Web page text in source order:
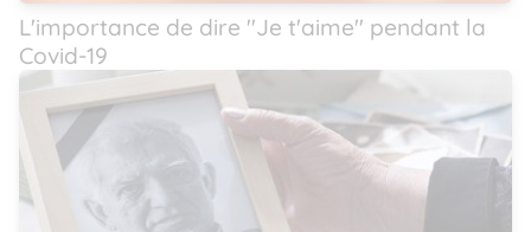
L'importance de dire ''Je t'aime'' pendant la
Covid-19